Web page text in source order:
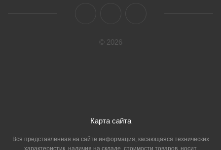
© 2026
Карта сайта
Вся представленная на сайте информация, касающаяся технических
характеристик, наличия на складе, стоимости товаров, носит